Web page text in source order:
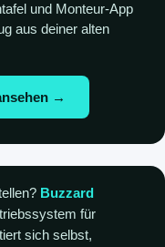
und Monteur-App
aus deiner alten
→
Buzzard
für
sich selbst,